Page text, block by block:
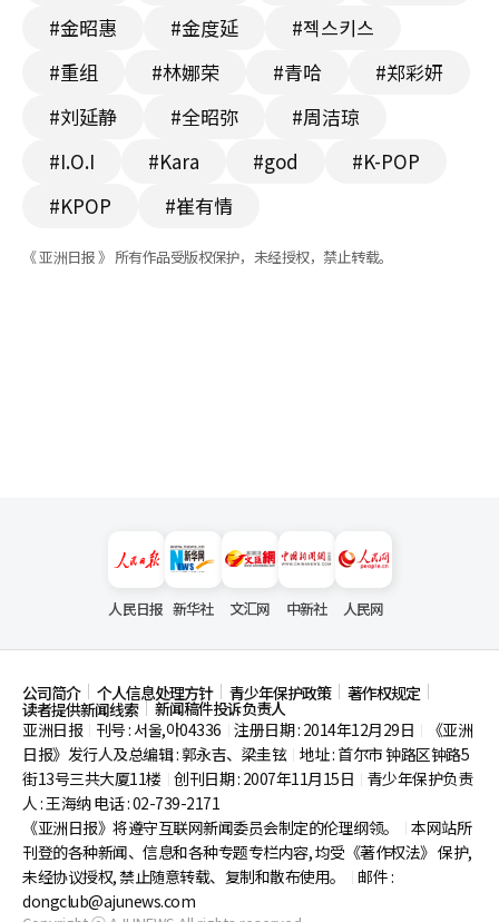
#金昭惠
#金度延
#젝스키스
#重组
#林娜荣 #青哈
#郑彩妍
#刘延静
#全昭弥
#周洁琼
#I.O.I
#Kara #god
#K-POP
#KPOP
#崔有情
《 亚洲日报 》 所有作品受版权保护，未经授权，禁止转载。
人民日报 新华社 文汇网 中新社 人民网
公司简介 个人信息处理方针 青少年保护政策 著作权规定
读者提供新闻线索
新闻稿件投诉负责人
亚洲日报
刊号 : 서울,아04336 注册日期 : 2014年12月29日
《亚洲
日报》发行人及总编辑 : 郭永吉、梁圭铉 地址 : 首尔市钟路区钟路5
街13号三共大厦11楼 创刊日期 : 2007年11月15日
青少年保护负责
人 : 王海纳 电话 : 02-739-2171
《亚洲日报》将遵守互联网新闻委员会制定的伦理纲领。
本网站所
刊登的各种新闻、信息和各种专题专栏内容, 均受《著作权法》 保护,
未经协议授权, 禁止随意转载、复制和散布使用。
邮件 :
dongclub@ajunews.com